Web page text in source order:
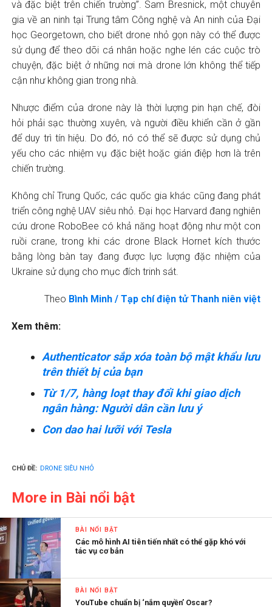
và đặc biệt trên chiến trường”. Sam Bresnick, một chuyên
gia về an ninh tại Trung tâm Công nghệ và An ninh của Đại
học Georgetown, cho biết drone nhỏ gọn này có thể được
sử dụng để theo dõi cá nhân hoặc nghe lén các cuộc trò
chuyện, đặc biệt ở những nơi mà drone lớn không thể tiếp
cận như không gian trong nhà.
Nhược điểm của drone này là thời lượng pin hạn chế, đòi
hỏi phải sạc thường xuyên, và người điều khiển cần ở gần
để duy trì tín hiệu. Do đó, nó có thể sẽ được sử dụng chủ
yếu cho các nhiệm vụ đặc biệt hoặc gián điệp hơn là trên
chiến trường.
Không chỉ Trung Quốc, các quốc gia khác cũng đang phát
triển công nghệ UAV siêu nhỏ. Đại học Harvard đang nghiên
cứu drone RoboBee có khả năng hoạt động như một con
ruồi crane, trong khi các drone Black Hornet kích thước
bằng lòng bàn tay đang được lực lượng đặc nhiệm của
Ukraine sử dụng cho mục đích trinh sát.
Theo Bình Minh / Tạp chí điện tử Thanh niên việt
Xem thêm:
Authenticator sắp xóa toàn bộ mật khẩu lưu
trên thiết bị của bạn
Từ 1/7, hàng loạt thay đổi khi giao dịch
ngân hàng: Người dân cần lưu ý
Con dao hai lưỡi với Tesla
CHỦ ĐỀ: DRONE SIÊU NHỎ
More in Bài nổi bật
BÀI NỔI BẬT
Các mô hình AI tiên tiến nhất có thể gặp khó với
tác vụ cơ bản
BÀI NỔI BẬT
YouTube chuẩn bị ‘nắm quyền’ Oscar?